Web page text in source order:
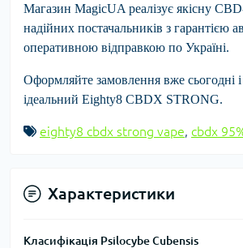
Магазин MagicUA реалізує якісну
надійних постачальників з гарантією
оперативною відправкою по Україні.
Оформляйте замовлення вже сьогодні
ідеальний Eighty8 CBDX STRONG.
eighty8 cbdx strong vape, cbdx
Характеристики
Класифікація Psilocybe Cubensis